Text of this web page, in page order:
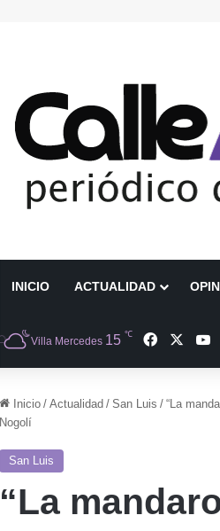
INICIO ACTUALIDAD
Villa Mercedes 15 ℃ Facebook
Inicio / Actualidad / San Luis / “La
Nogolí
San Luis
“La